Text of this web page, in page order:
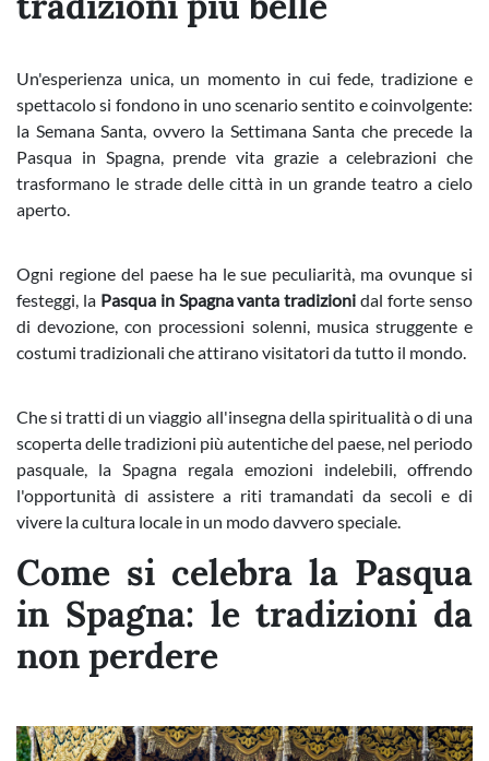
Un'esperienza unica, un momento in cui fede, tradizione e
spettacolo si fondono in uno scenario sentito e coinvolgente:
la Semana Santa, ovvero la Settimana Santa che precede la
Pasqua in Spagna, prende vita grazie a celebrazioni che
trasformano le strade delle città in un grande teatro a cielo
aperto.
Ogni regione del paese ha le sue peculiarità, ma ovunque si
festeggi, la Pasqua in Spagna vanta tradizionidal forte senso
di devozione, con processioni solenni, musica struggente e
costumi tradizionali che attirano visitatori da tutto il mondo.
Che si tratti di un viaggio all'insegna della spiritualità o di una
scoperta delle tradizioni più autentiche del paese, nel periodo
pasquale, la Spagna regala emozioni indelebili, offrendo
l'opportunità di assistere a riti tramandati da secoli e di
vivere la cultura locale in un modo davvero speciale.
Come si celebra la Pasqua
in Spagna: le tradizioni da
non perdere